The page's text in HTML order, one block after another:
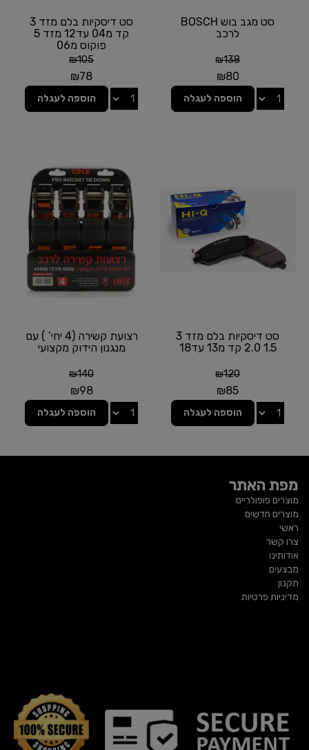
סט מגב בוש BOSCH
לרכב
₪138
₪80
הוספה לעגלה
סט דיסקיות בלם מזד 3
קד מ04 עד12 מזד 5
פוקוס מ06
₪105
₪78
הוספה לעגלה
סט דיסקיות בלם מזד 3
1.5 2.0 קד מ13 עד18
₪120
₪85
הוספה לעגלה
רצועת קשירה (4 יחי’ ) עם
מנגנון הידוק מקצועי
₪140
₪98
הוספה לעגלה
מפת האתר
מוצרים פופולריים
מוצרים חדשים
ראשי
צרו קשר
אודותינו
מבצעים
תקנון
מדיניות פרטיות